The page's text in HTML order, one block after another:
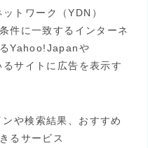
トワーク（YDN）
件に一致するインターネ
Yahoo!Japanや
サイトに広告を表示す
や検索結果、おすすめ
るサービス